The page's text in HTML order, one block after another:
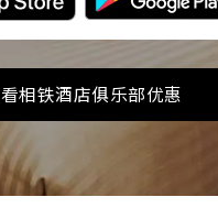
相铁酒店俱乐部优惠